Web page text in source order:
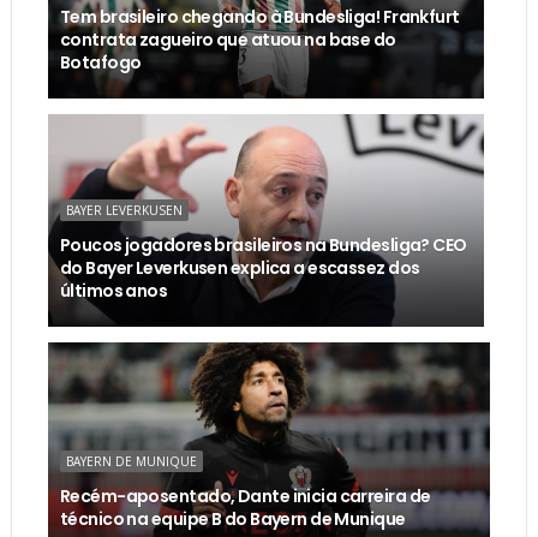
Tem brasileiro chegando à Bundesliga! Frankfurt
contrata zagueiro que atuou na base do
Botafogo
BAYER LEVERKUSEN
Poucos jogadores brasileiros na Bundesliga? CEO
do Bayer Leverkusen explica a escassez dos
últimos anos
BAYERN DE MUNIQUE
Recém-aposentado, Dante inicia carreira de
técnico na equipe B do Bayern de Munique